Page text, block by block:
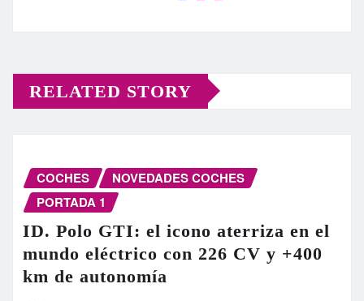
RELATED STORY
COCHES
NOVEDADES COCHES
PORTADA 1
ID. Polo GTI: el icono aterriza en el
mundo eléctrico con 226 CV y +400
km de autonomía